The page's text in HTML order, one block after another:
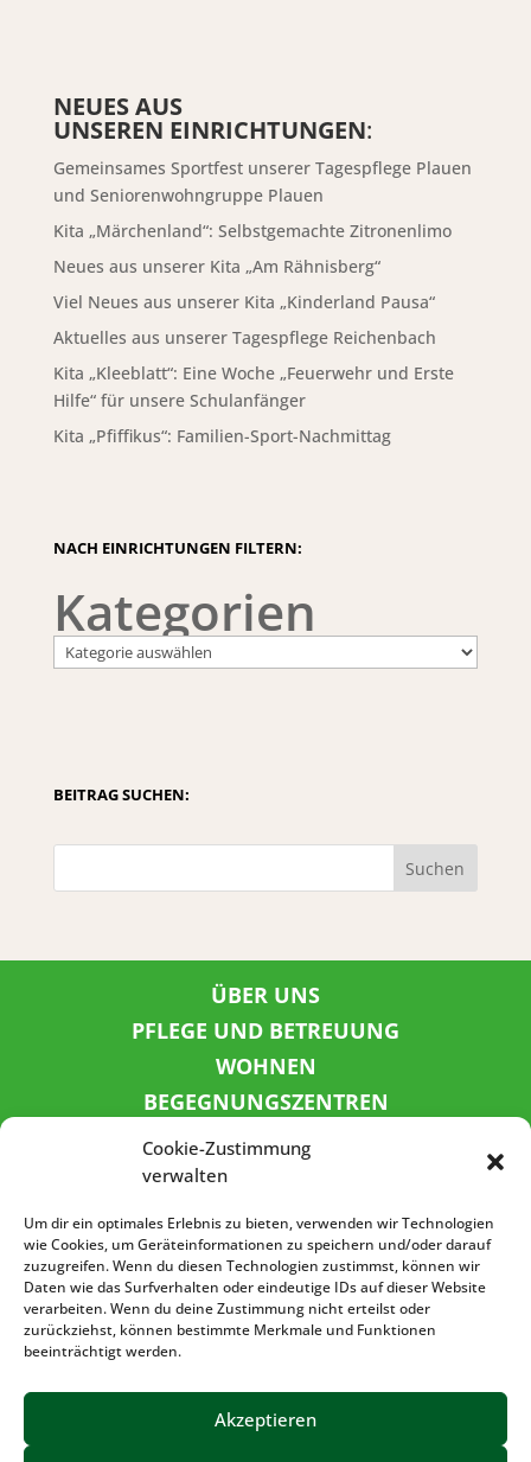
Cookie-Zustimmung
verwalten
Um dir ein optimales Erlebnis zu bieten, verwenden wir Technologien
wie Cookies, um Geräteinformationen zu speichern und/oder darauf
zuzugreifen. Wenn du diesen Technologien zustimmst, können wir
Daten wie das Surfverhalten oder eindeutige IDs auf dieser Website
verarbeiten. Wenn du deine Zustimmung nicht erteilst oder
zurückziehst, können bestimmte Merkmale und Funktionen
beeinträchtigt werden.
Akzeptieren
NEUES AUS
UNSEREN EINRICHTUNGEN:
Gemeinsames Sportfest unserer Tagespflege Plauen
und Seniorenwohngruppe Plauen
Kita „Märchenland“: Selbstgemachte Zitronenlimo
Neues aus unserer Kita „Am Rähnisberg“
Viel Neues aus unserer Kita „Kinderland Pausa“
Aktuelles aus unserer Tagespflege Reichenbach
Kita „Kleeblatt“: Eine Woche „Feuerwehr und Erste
Hilfe“ für unsere Schulanfänger
Kita „Pfiffikus“: Familien-Sport-Nachmittag
NACH EINRICHTUNGEN FILTERN:
Kategorien
BEITRAG SUCHEN:
Suchen
ÜBER UNS
PFLEGE UND BETREUUNG
WOHNEN
BEGEGNUNGSZENTREN
KINDER UND JUGEND
KONTAKT
SPENDENKONTO
Sozialbank
IBAN: DE72 3702 0500 0001 5520 00